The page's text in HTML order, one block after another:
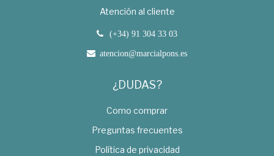
Atención al cliente
(+34) 91 304 33 03
atencion@marcialpons.es
¿DUDAS?
Como comprar
Preguntas frecuentes
Política de privacidad